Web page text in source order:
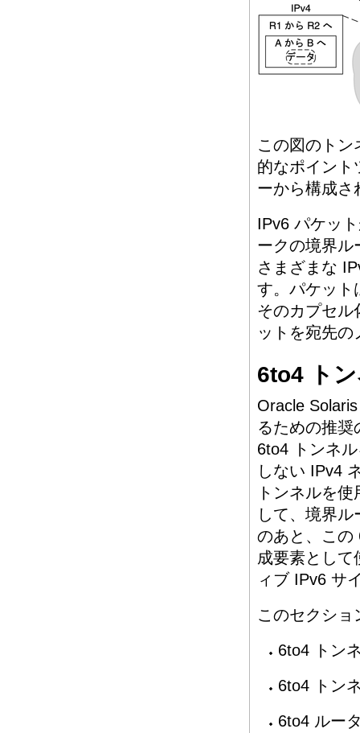
この図のト
的なポイント
ーから構成さ
IPv6 パケッ
ークの境界ル
さまざまな
す。パケット
そのカプセル
ットを宛先
6to4 ト
Oracle
るための推
6to4 トンネ
しない IPv4
トンネルを
して、境界
のあと、この
成要素とし
ィブ IPv6 サ
このセクシ
6to4 トン
6to4 トン
6to4 ルー